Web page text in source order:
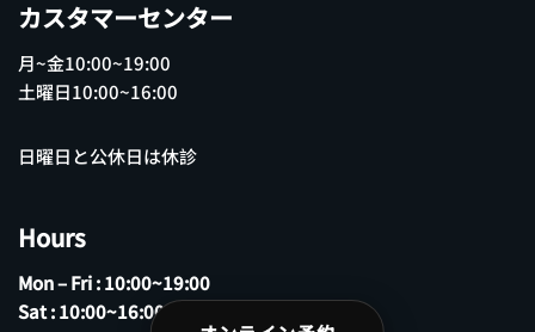
カスタマーセンター
月~金10:00~19:00
土曜日10:00~16:00
日曜日と公休日は休診
Hours
Mon – Fri : 10:00~19:00
Sat : 10:00~16:00